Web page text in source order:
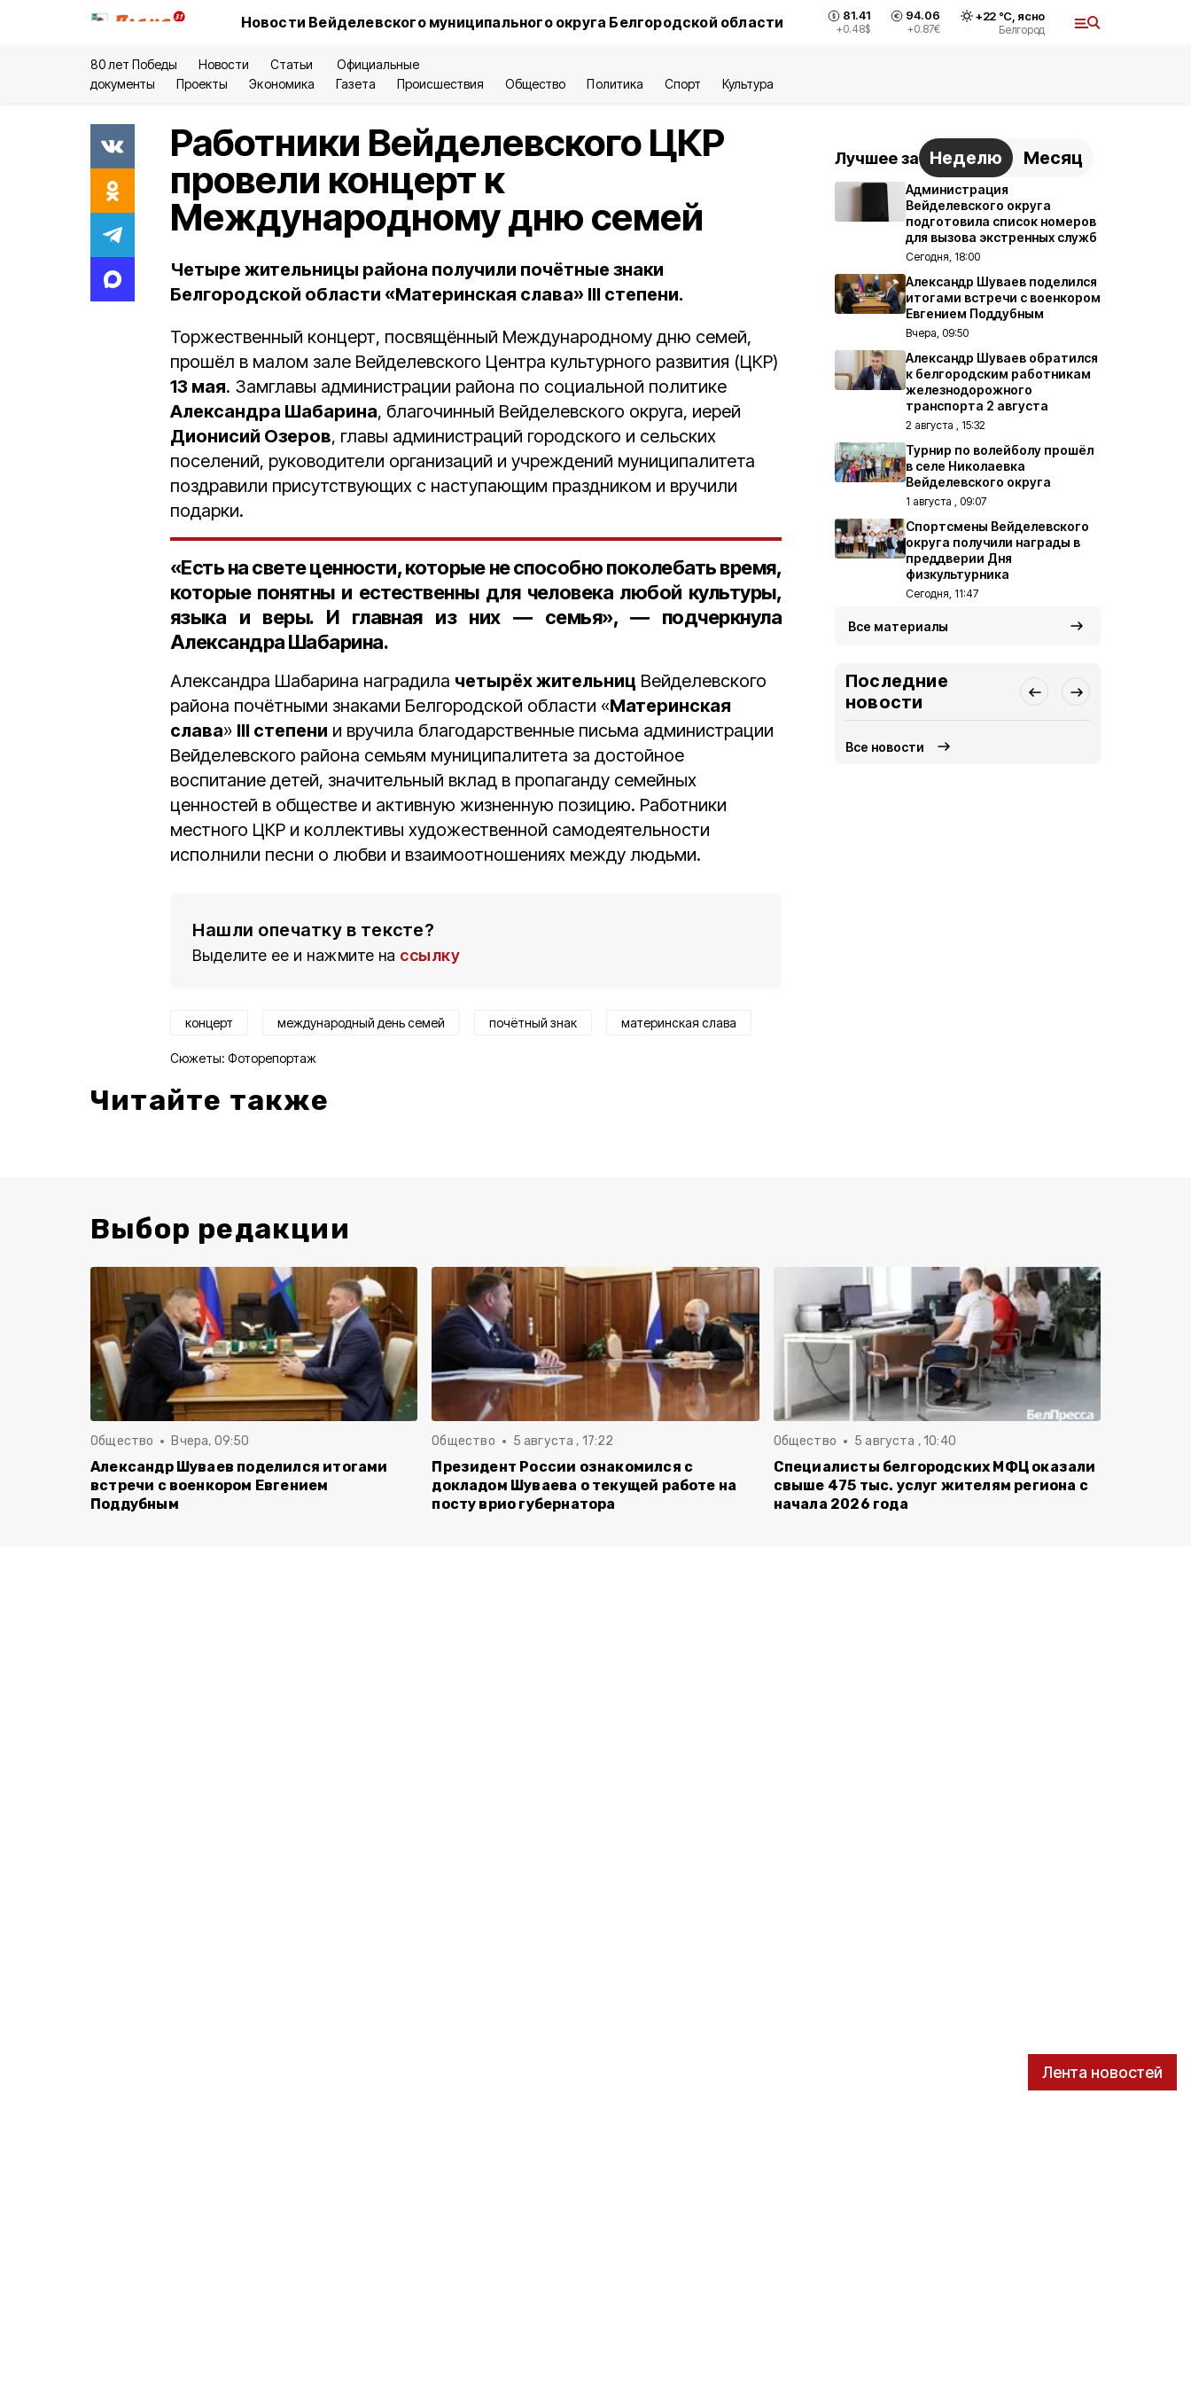
Новости Вейделевского муниципального округа Белгородской области 81.41
+0.48$
94.06
+0.87€
+22°С, ясно
Белгород
80 лет Победы Новости Статьи
Официальные
документы
Проекты Экономика Газета Происшествия Общество Политика Спорт Культура
Лента новостей
Работники Вейделевского ЦКР
провели концерт к
Международному дню семей
Четыре жительницы района получили почётные знаки
Белгородской области «Материнская слава» III степени.
Торжественный концерт, посвящённый Международному дню семей,
прошёл в малом зале Вейделевского Центра культурного развития (ЦКР)
13 мая. Замглавы администрации района по социальной политике
Александра Шабарина, благочинный Вейделевского округа, иерей
Дионисий Озеров, главы администраций городского и сельских
поселений, руководители организаций и учреждений муниципалитета
поздравили присутствующих с наступающим праздником и вручили
подарки.
«Есть на свете ценности, которые не способно поколебать время,
которые понятны и естественны для человека любой культуры,
языка и веры. И главная из них ― семья», ― подчеркнула
Александра Шабарина.
Александра Шабарина наградила четырёх жительниц Вейделевского
района почётными знаками Белгородской области «Материнская
слава» III степени и вручила благодарственные письма администрации
Вейделевского района семьям муниципалитета за достойное
воспитание детей, значительный вклад в пропаганду семейных
ценностей в обществе и активную жизненную позицию. Работники
местного ЦКР и коллективы художественной самодеятельности
исполнили песни о любви и взаимоотношениях между людьми.
Нашли опечатку в тексте?
Выделите ее и нажмите на ссылку
концерт международный день семей почётный знак материнская слава
Сюжеты: Фоторепортаж
Читайте также
Лучшее за Неделю Месяц
Администрация
Вейделевского округа
подготовила список номеров
для вызова экстренных служб
Сегодня, 18:00
Александр Шуваев поделился
итогами встречи с военкором
Евгением Поддубным
Вчера, 09:50
Александр Шуваев обратился
к белгородским работникам
железнодорожного
транспорта 2 августа
2 августа , 15:32
Турнир по волейболу прошёл
в селе Николаевка
Вейделевского округа
1 августа , 09:07
Спортсмены Вейделевского
округа получили награды в
преддверии Дня
физкультурника
Сегодня, 11:47
Все материалы
Последние
новости
Все новости
Выбор редакции
Общество Вчера, 09:50
Александр Шуваев поделился итогами
встречи с военкором Евгением
Поддубным
Общество 5 августа , 17:22
Президент России ознакомился с
докладом Шуваева о текущей работе на
посту врио губернатора
Общество 5 августа , 10:40
Специалисты белгородских МФЦ оказали
свыше 475 тыс. услуг жителям региона с
начала 2026 года